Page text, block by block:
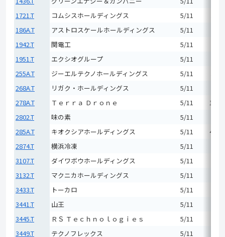
1721.T
コムシスホールディングス 5/11
186A.T
アストロスケールホールディングス 5/11
1942.T
関電工 5/11
1951.T
エクシオグループ 5/11
255A.T
ジーエルテクノホールディングス 5/11
268A.T
リガク・ホールディングス 5/11
278A.T
Ｔｅｒｒａ Ｄｒｏｎｅ 5/11
2802.T
味の素 5/11
285A.T
キオクシアホールディングス 5/11
2874.T
横浜冷凍 5/11
3107.T
ダイワボウホールディングス 5/11
3132.T
マクニカホールディングス 5/11
3433.T
トーカロ 5/11
3441.T
山王 5/11
3445.T
ＲＳ Ｔｅｃｈｎｏｌｏｇｉｅｓ 5/11
3449.T
テクノフレックス 5/11